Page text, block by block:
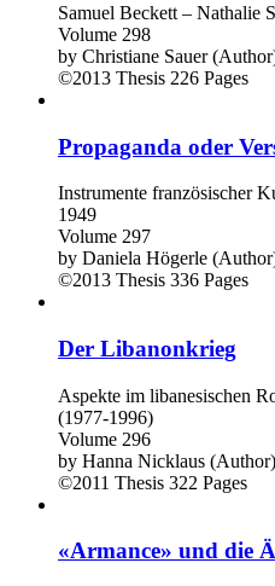
Samuel Beckett – Nathalie
Volume 298
by Christiane Sauer
©2013 Thesis 226 Pages
Propaganda oder
Instrumente französischer
1949
Volume 297
by Daniela Högerle
©2013 Thesis 336 Pages
Der Libanonkrieg
Aspekte im libanesischen
(1977-1996)
Volume 296
by Hanna Nicklaus (Author)
©2011 Thesis 322 Pages
«Armance» und die